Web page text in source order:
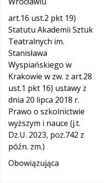
art.16 ust.2 pkt 19)
Statutu Akademii Sztuk
Teatralnych im.
Stanisława
Wyspiańskiego w
Krakowie w zw. z art.28
ust.1 pkt 16) ustawy z
dnia 20 lipca 2018 r.
Prawo o szkolnictwie
wyższym i nauce (j.t.
Dz.U. 2023, poz.742 z
późn. zm.)
Obowiązująca